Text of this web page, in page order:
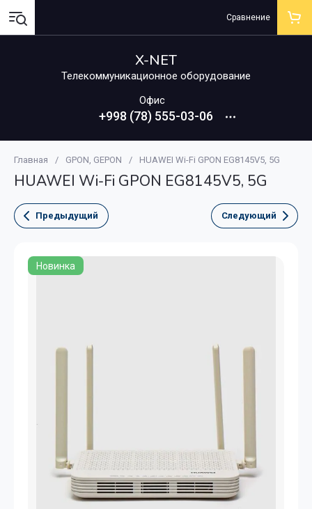
X-NET
Телекоммуникационное оборудование
Офис
+998 (78) 555-03-06
Сравнение
Главная / GPON, GEPON / HUAWEI Wi-Fi GPON EG8145V5, 5G
HUAWEI Wi-Fi GPON EG8145V5, 5G
Предыдущий Следующий
Новинка